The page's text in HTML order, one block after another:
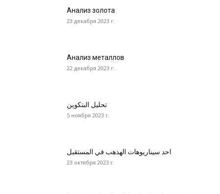
Анализ золота
23 декабря 2023 г.
Анализ металлов
22 декабря 2023 г.
تحليل البتكوين
5 ноября 2023 г.
احد سيناريوهات الهذهب في المستقبل
23 октября 2023 г.